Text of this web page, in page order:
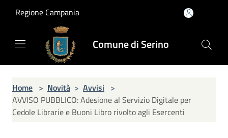
Regione Campania
Comune di Serino
Home > Novità > Avvisi >
AVVISO PUBBLICO: Adesione al Servizio Digitale per
Cedole Librarie e Buoni Libro rivolto agli Esercenti